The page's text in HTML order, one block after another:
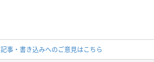
記事・書き込みへのご意見はこちら